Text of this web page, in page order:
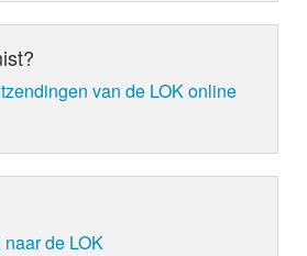
van de LOK online
de LOK